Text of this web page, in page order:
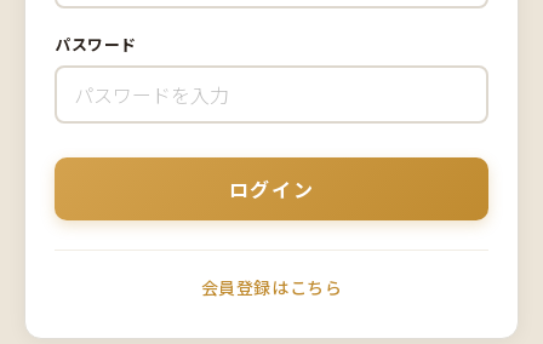
パスワード
会員登録はこちら